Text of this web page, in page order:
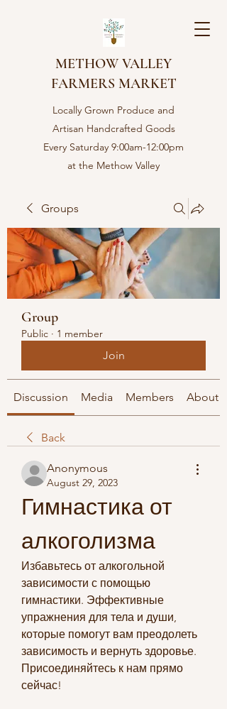
METHOW VALLEY
FARMERS MARKET
Locally Grown Produce and
Artisan Handcrafted Goods
Every Saturday 9:00am-12:00pm
at the Methow Valley
Groups
Group
Public · 1 member
Join
Discussion Media Members About
Back
Anonymous
August 29, 2023
Гимнастика от
алкоголизма
Избавьтесь от алкогольной
зависимости с помощью
гимнастики. Эффективные
упражнения для тела и души,
которые помогут вам преодолеть
зависимость и вернуть здоровье.
Присоединяйтесь к нам прямо
сейчас!